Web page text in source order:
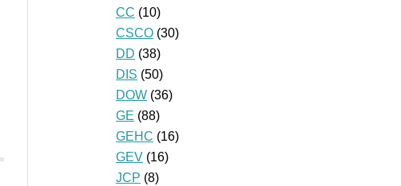
CC (10)
CSCO (30)
DD (38)
DIS (50)
DOW (36)
GE (88)
GEHC (16)
GEV (16)
JCP (8)